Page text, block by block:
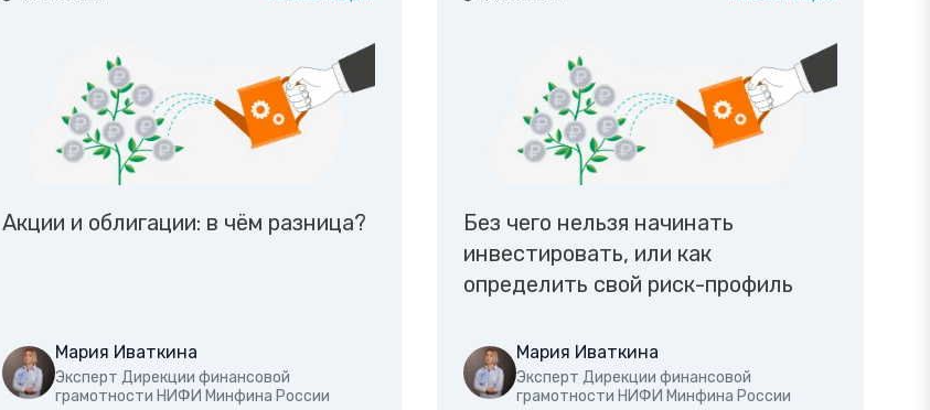
Акции и облигации: в чём разница?
Мария Иваткина
Эксперт Дирекции финансовой
грамотности НИФИ Минфина России
Без чего нельзя начинать
инвестировать, или как
определить свой риск-профиль
Мария Иваткина
Эксперт Дирекции финансовой
грамотности НИФИ Минфина России